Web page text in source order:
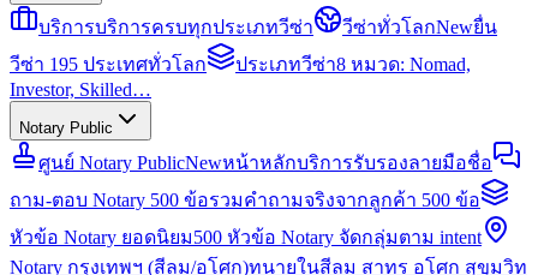
บริการบริการครบทุกประเภทวีซ่า วีซ่าทั่วโลกNewยื่น
วีซ่า 195 ประเทศทั่วโลก
ประเภทวีซ่า8 หมวด: Nomad,
Investor, Skilled…
Notary Public
ศูนย์ Notary PublicNewหน้าหลักบริการรับรองลายมือชื่อ
ถาม-ตอบ Notary 500 ข้อรวมคำถามจริงจากลูกค้า 500 ข้อ
หัวข้อ Notary ยอดนิยม500 หัวข้อ Notary จัดกลุ่มตาม intent
Notary กรุงเทพฯ (สีลม/อโศก)ทนายในสีลม สาทร อโศก สุขุมวิท